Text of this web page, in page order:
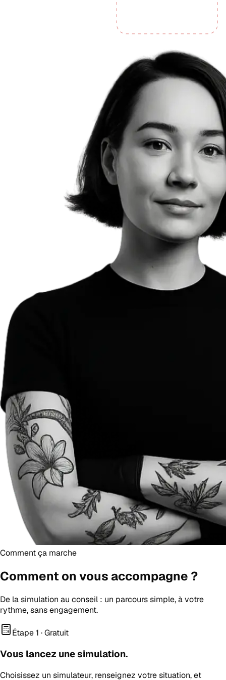
Comment ça marche
Comment on vous accompagne ?
De la simulation au conseil : un parcours simple, à votre
rythme, sans engagement.
Étape 1 · Gratuit
Vous lancez une simulation.
Choisissez un simulateur, renseignez votre situation, et